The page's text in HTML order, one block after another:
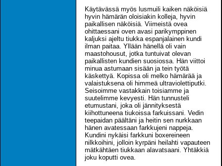
Käytävässä myös lusmuili kaiken näköisiä
hyvin hämärän oloisiakin kolleja, hyvin
paikallisen näköisiä. Viimeistä ovea
ohittaessani oven avasi parikymppinen
kaljuksi ajeltu tiukka espanjalainen kundi
ilman paitaa. Yllään hänellä oli vain
maastohousut, jotka tuntuivat olevan
paikallisten kundien suosiossa. Hän viittoi
minua astumaan sisään ja tein työtä
käskettyä. Kopissa oli melko hämärää ja
valaistuksena oli himmeä ultraviolettiputki.
Seisoimme vastakkain toisiamme ja
suutelimme kevyesti. Hän tunnusteli
etumustani, joka oli jännityksestä
kiihottuneena tiukoissa farkuissani. Vedin
teepaidan päältäni ja heitin sen nurkkaan
hänen avatessaan farkkujeni nappeja.
Kundini nykäisi farkkuni boxereineen
nilkkoihini, jolloin kyrpäni heilahti vapauteen
mätkähtäen tiukkaan alavatsaani. Yhtäkkiä
joku koputti ovea.